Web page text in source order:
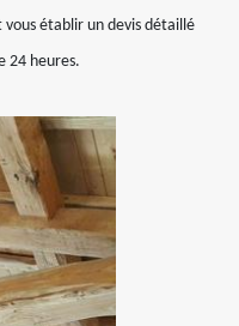
établir un devis détaillé
24 heures.